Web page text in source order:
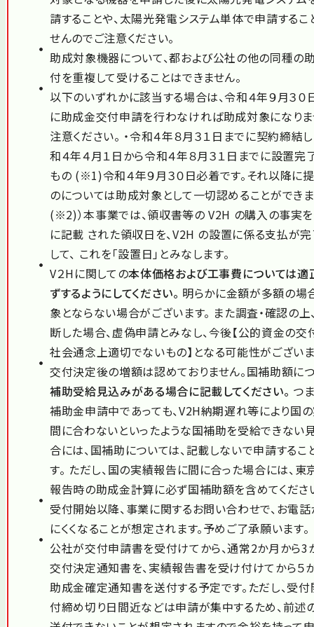
請することや、太陽光発電システム単体で申請するこ
せんのでご注意ください。
助成対象機器について、都および公社の他の同種の
付を重複して受けることはできません。
以下のいずれかに該当する場合は、令和４年９月３
に助成金交付申請を行わなければ助成対象になり
注意ください。 ・令和４年８月３１日までに契約締結
和４年４月１日から令和４年８月３１日までに設置
もの (※1)令和４年９月３０日必着です。それ以降に
のについては助成対象として一切認めることができま
(※2)）本事業では、領収書等の V2H の購入の事実
に記載 された領収日を、V2H の設置に係る支払が
して、 これを「設置日」とみなします。
V２Hに関しての本体価格および工事費については適
ずするようにしてください。 明らかに金額が多額の場
象とならない場合がございます。 また調査・確認の上
断した場合、虚偽申請とみなし、今後【公的資金の交
社会通念上適切でないもの】となる可能性がございま
交付決定後の増額は認めておりません。国補助額に
補助受給見込みがある場合に記載してください。 つ
補助金申請中であっても、V2H納期遅れ等により国
間に合わないといったような国補助を受給できない
合には、国補助については、記載しないで申請するこ
す。 ただし、国の実績報告に間に合った場合には、
報告時の助成金計算に必ず国補助額を含めてくださ
受付開始以降、事業に関するお問い合わせで、お電
にくくなることが想定されます。予めご了承願います。
公社が交付申請書を受付けてから、通常2か月から3
交付決定通知書を、実績報告書を受け付けてから５
助成金確定通知書を送付する予定です。ただし、受
付締め切り日間近などは申請が集中するため、前述